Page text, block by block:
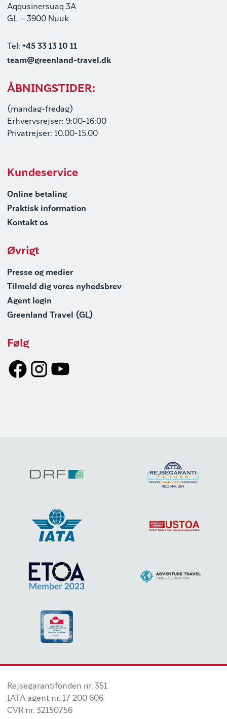
Aqqusinersuaq 3A
GL – 3900 Nuuk
Tel: +45 33 13 10 11
team@greenland-travel.dk
ÅBNINGSTIDER:
(mandag-fredag)
Erhvervsrejser: 9:00-16:00
Privatrejser: 10.00-15.00
Kundeservice
Online betaling
Praktisk information
Kontakt os
Øvrigt
Presse og medier
Tilmeld dig vores nyhedsbrev
Agent login
Greenland Travel (GL)
Følg
Rejsegarantifonden nr. 351
IATA agent nr. 17 200 606
CVR nr. 32150756